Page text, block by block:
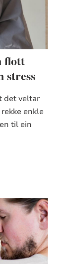
flott
stress
det veltar
enkle
til ein